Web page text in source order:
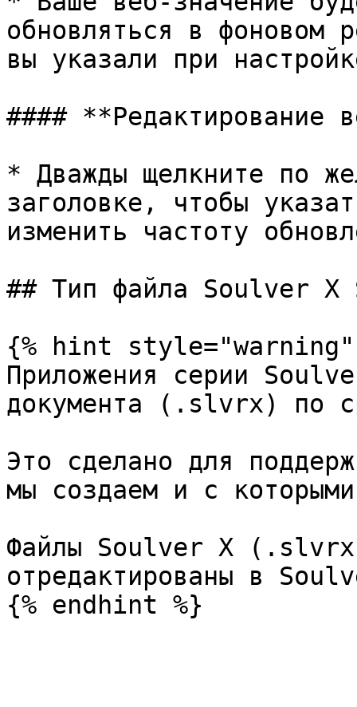
обновляться в фоновом
вы указали при
#### **Редактирование
* Дважды щелкните по
заголовке, чтобы
изменить частоту
## Тип файла Soulver X
{% hint style="warning"
Приложения серии
документа (.slvrx) по
Это сделано для
мы создаем и с
Файлы Soulver X
отредактированы в